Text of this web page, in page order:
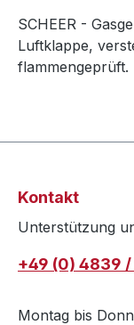
SCHEER -
Luftklappe,
flammengeprüft.
Kontakt
Unterstützung
+49 (0) 4839
Montag bis